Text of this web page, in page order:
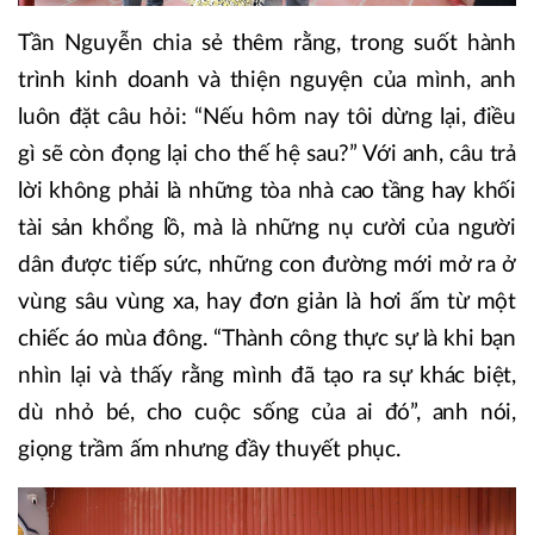
Tần Nguyễn chia sẻ thêm rằng, trong suốt hành
trình kinh doanh và thiện nguyện của mình, anh
luôn đặt câu hỏi: “Nếu hôm nay tôi dừng lại, điều
gì sẽ còn đọng lại cho thế hệ sau?” Với anh, câu trả
lời không phải là những tòa nhà cao tầng hay khối
tài sản khổng lồ, mà là những nụ cười của người
dân được tiếp sức, những con đường mới mở ra ở
vùng sâu vùng xa, hay đơn giản là hơi ấm từ một
chiếc áo mùa đông. “Thành công thực sự là khi bạn
nhìn lại và thấy rằng mình đã tạo ra sự khác biệt,
dù nhỏ bé, cho cuộc sống của ai đó”, anh nói,
giọng trầm ấm nhưng đầy thuyết phục.